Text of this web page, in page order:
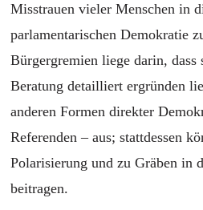
Misstrauen vieler Menschen in
parlamentarischen Demokratie
Bürgergremien liege darin, dass
Beratung detailliert ergründen
anderen Formen direkter
Referenden – aus; stattdessen
Polarisierung und zu Gräben in
beitragen.